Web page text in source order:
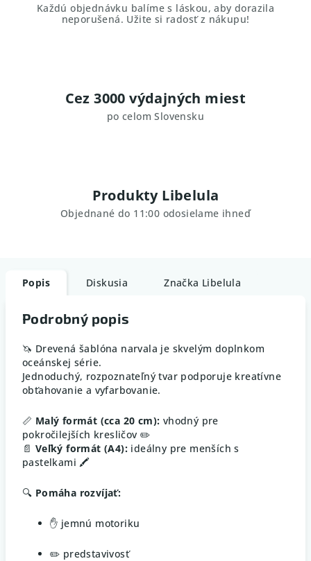
Každú objednávku balíme s láskou, aby dorazila
neporušená. Užite si radosť z nákupu!
Cez 3000 výdajných miest
po celom Slovensku
Produkty Libelula
Objednané do 11:00 odosielame ihneď
Popis Diskusia Značka Libelula
Podrobný popis
🦄 Drevená šablóna narvala je skvelým doplnkom
oceánskej série.
Jednoduchý, rozpoznateľný tvar podporuje kreatívne
obťahovanie a vyfarbovanie.
📏 Malý formát (cca 20 cm): vhodný pre
pokročilejších kresličov ✏️
📄 Veľký formát (A4): ideálny pre menších s
pastelkami 🖍️
🔍 Pomáha rozvíjať:
✋ jemnú motoriku
✏️ predstavivosť